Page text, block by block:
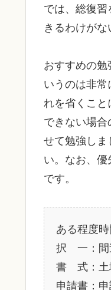
では、総復
きるわけが
おすすめの
いうのは非
れを省くこと
できない場
せて勉強しま
い。なお、優
です。
ある程度
択 一：間
書 式：土
申請書：